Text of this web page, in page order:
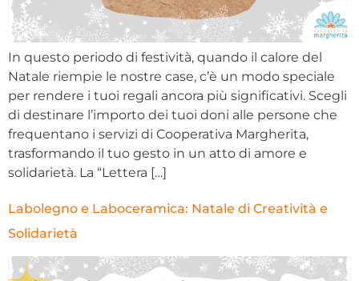
In questo periodo di festività, quando il calore del
Natale riempie le nostre case, c’è un modo speciale
per rendere i tuoi regali ancora più significativi. Scegli
di destinare l’importo dei tuoi doni alle persone che
frequentano i servizi di Cooperativa Margherita,
trasformando il tuo gesto in un atto di amore e
solidarietà. La “Lettera […]
Labolegno e Laboceramica: Natale di Creatività e
Solidarietà